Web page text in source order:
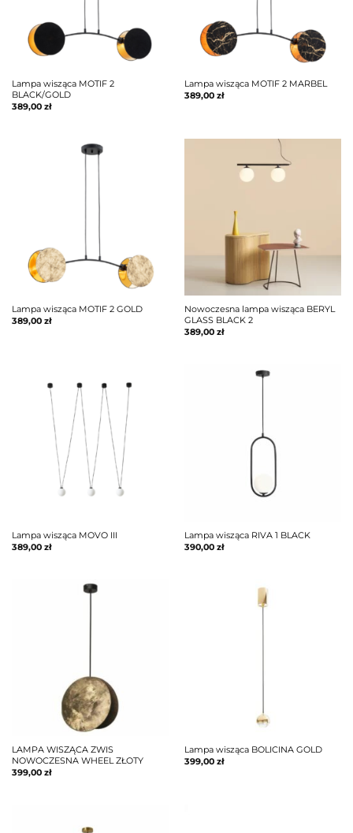
Lampa wisząca MOTIF 2
BLACK/GOLD
389,00 zł
Lampa wisząca MOTIF 2 MARBEL
389,00 zł
Lampa wisząca MOTIF 2 GOLD
389,00 zł
Nowoczesna lampa wisząca BERYL
GLASS BLACK 2
389,00 zł
Lampa wisząca MOVO III
389,00 zł
Lampa wisząca RIVA 1 BLACK
390,00 zł
LAMPA WISZĄCA ZWIS
NOWOCZESNA WHEEL ZŁOTY
399,00 zł
Lampa wisząca BOLICINA GOLD
399,00 zł